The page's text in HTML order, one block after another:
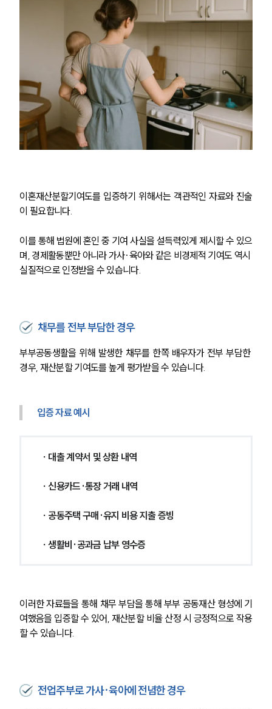
이혼재산분할기여도를 입증하기 위해서는 객관적인 자료와 진술
이 필요합니다.
이를 통해 법원에 혼인 중 기여 사실을 설득력있게 제시할 수 있으
며, 경제활동뿐만 아니라 가사·육아와 같은 비경제적 기여도 역시
실질적으로 인정받을 수 있습니다.
채무를 전부 부담한 경우
부부공동생활을 위해 발생한 채무를 한쪽 배우자가 전부 부담한
경우, 재산분할 기여도를 높게 평가받을 수 있습니다.
입증 자료 예시
∙ 대출 계약서 및 상환 내역
∙ 신용카드·통장 거래 내역
∙ 공동주택 구매·유지 비용 지출 증빙
∙ 생활비·공과금 납부 영수증
이러한 자료들을 통해 채무 부담을 통해 부부 공동재산 형성에 기
여했음을 입증할 수 있어, 재산분할 비율 산정 시 긍정적으로 작용
할 수 있습니다.
전업주부로 가사·육아에 전념한 경우